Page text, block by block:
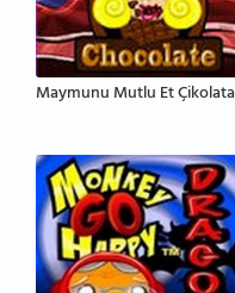
Maymunu Mutlu Et Çikolata